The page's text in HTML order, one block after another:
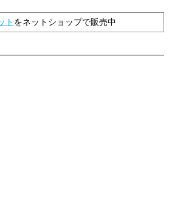
ト をネットショップで販売中